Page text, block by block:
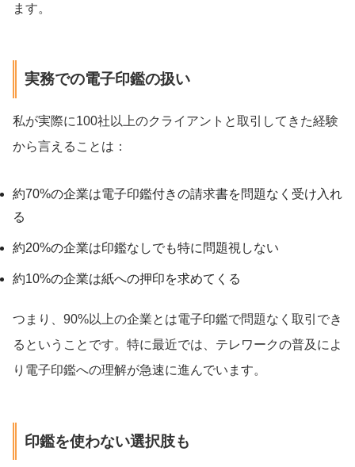
ます。
実務での電子印鑑の扱い
私が実際に100社以上のクライアントと取引してきた経験
から言えることは：
約70%の企業は電子印鑑付きの請求書を問題なく受け入れ
る
約20%の企業は印鑑なしでも特に問題視しない
約10%の企業は紙への押印を求めてくる
つまり、90%以上の企業とは電子印鑑で問題なく取引でき
るということです。特に最近では、テレワークの普及によ
り電子印鑑への理解が急速に進んでいます。
印鑑を使わない選択肢も